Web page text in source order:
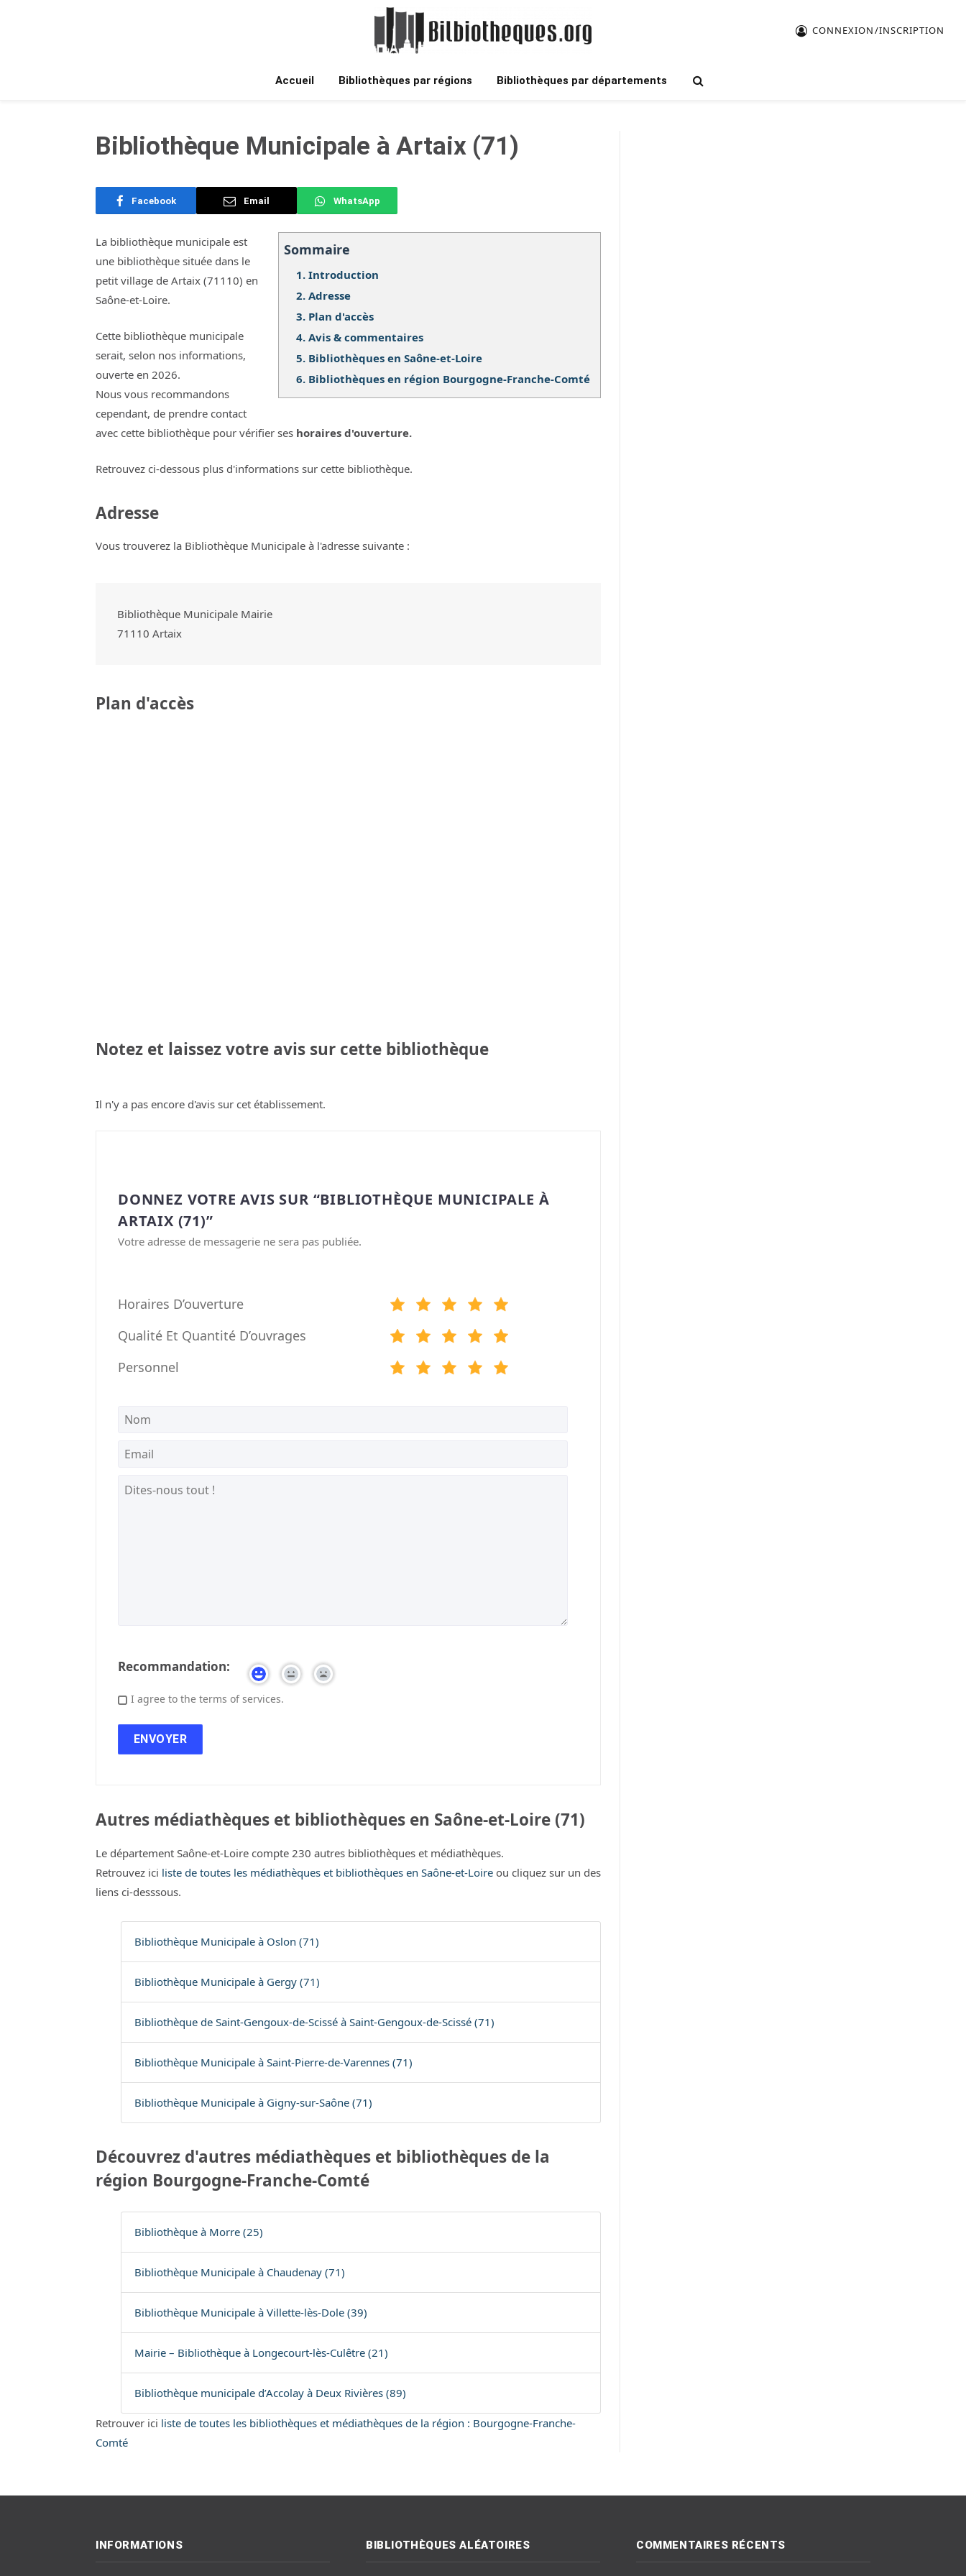
CONNEXION/INSCRIPTION
Accueil Bibliothèques par régions Bibliothèques par départements
Bibliothèque Municipale à Artaix (71)
Facebook Email WhatsApp
Sommaire
1. Introduction
2. Adresse
3. Plan d'accès
4. Avis & commentaires
5. Bibliothèques en Saône-et-Loire
6. Bibliothèques en région Bourgogne-Franche-Comté
La bibliothèque municipale est
une bibliothèque située dans le
petit village de Artaix (71110) en
Saône-et-Loire.
Cette bibliothèque municipale
serait, selon nos informations,
ouverte en 2026.
Nous vous recommandons
cependant, de prendre contact
avec cette bibliothèque pour vérifier ses horaires d'ouverture.
Retrouvez ci-dessous plus d'informations sur cette bibliothèque.
Adresse
Vous trouverez la Bibliothèque Municipale à l'adresse suivante :
Bibliothèque Municipale Mairie
71110 Artaix
Plan d'accès
Notez et laissez votre avis sur cette bibliothèque
Il n'y a pas encore d'avis sur cet établissement.
DONNEZ VOTRE AVIS SUR “BIBLIOTHÈQUE MUNICIPALE À
ARTAIX (71)”
Votre adresse de messagerie ne sera pas publiée.
Horaires D’ouverture
Qualité Et Quantité D’ouvrages
Personnel
Recommandation:
I agree to the terms of services.
Autres médiathèques et bibliothèques en Saône-et-Loire (71)
Le département Saône-et-Loire compte 230 autres bibliothèques et médiathèques.
Retrouvez ici liste de toutes les médiathèques et bibliothèques en Saône-et-Loire ou cliquez sur un des
liens ci-desssous.
Bibliothèque Municipale à Oslon (71)
Bibliothèque Municipale à Gergy (71)
Bibliothèque de Saint-Gengoux-de-Scissé à Saint-Gengoux-de-Scissé (71)
Bibliothèque Municipale à Saint-Pierre-de-Varennes (71)
Bibliothèque Municipale à Gigny-sur-Saône (71)
Découvrez d'autres médiathèques et bibliothèques de la
région Bourgogne-Franche-Comté
Bibliothèque à Morre (25)
Bibliothèque Municipale à Chaudenay (71)
Bibliothèque Municipale à Villette-lès-Dole (39)
Mairie – Bibliothèque à Longecourt-lès-Culêtre (21)
Bibliothèque municipale d’Accolay à Deux Rivières (89)
Retrouver ici liste de toutes les bibliothèques et médiathèques de la région : Bourgogne-Franche-
Comté
INFORMATIONS BIBLIOTHÈQUES ALÉATOIRES COMMENTAIRES RÉCENTS